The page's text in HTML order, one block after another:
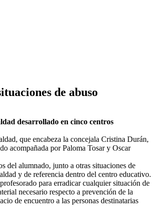
de abuso
desarrollado en cinco centros
que encabeza la concejala Cristina Durán,
acompañada por Paloma Tosar y Oscar
del alumnado, junto a otras situaciones de
y de referencia dentro del centro educativo.
para erradicar cualquier situación de
necesario respecto a prevención de la
de encuentro a las personas destinatarias